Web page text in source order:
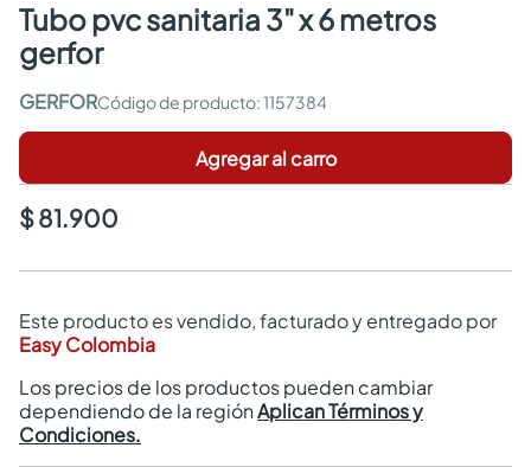
tubo pvc sanitaria 3" x 6 metros
gerfor
GERFOR :1157384
Agregar al carro
$ 81.900
Este producto es vendido, facturado y entregado por
Easy Colombia
Los precios de los productos pueden cambiar
dependiendo de la regiónAplican Términos y
Condiciones.